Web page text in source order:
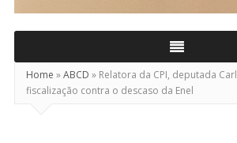
Home »ABCD » Relatora da CPI, deputada
fiscalização contra o descaso da Enel